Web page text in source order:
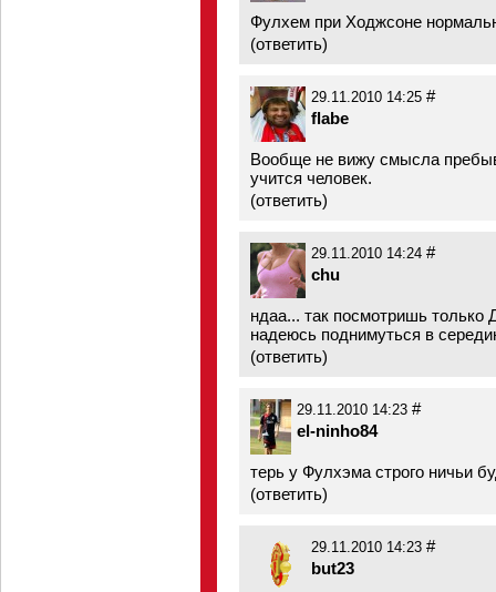
Фулхем при Ходжсоне
(ответить)
29.11.2010 14:25 #
flabe
Вообще не вижу смысла
учится человек.
(ответить)
29.11.2010 14:24 #
chu
ндаа... так посмотришь только
надеюсь поднимуться в
(ответить)
29.11.2010 14:23 #
el-ninho84
терь у Фулхэма строго ничьи
(ответить)
29.11.2010 14:23 #
but23